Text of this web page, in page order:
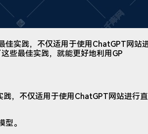
实践，不仅适用于使用ChatGPT网站
些最佳实践，就能更好地利用GP
，不仅适用于使用ChatGPT网站进行
。